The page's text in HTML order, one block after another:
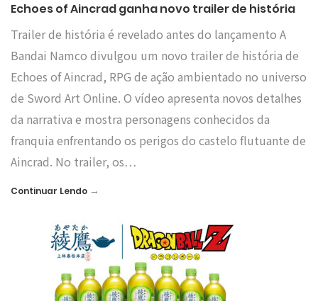
Echoes of Aincrad ganha novo trailer de história
Trailer de história é revelado antes do lançamento A
Bandai Namco divulgou um novo trailer de história de
Echoes of Aincrad, RPG de ação ambientado no universo
de Sword Art Online. O vídeo apresenta novos detalhes
da narrativa e mostra personagens conhecidos da
franquia enfrentando os perigos do castelo flutuante de
Aincrad. No trailer, os…
Continuar Lendo →